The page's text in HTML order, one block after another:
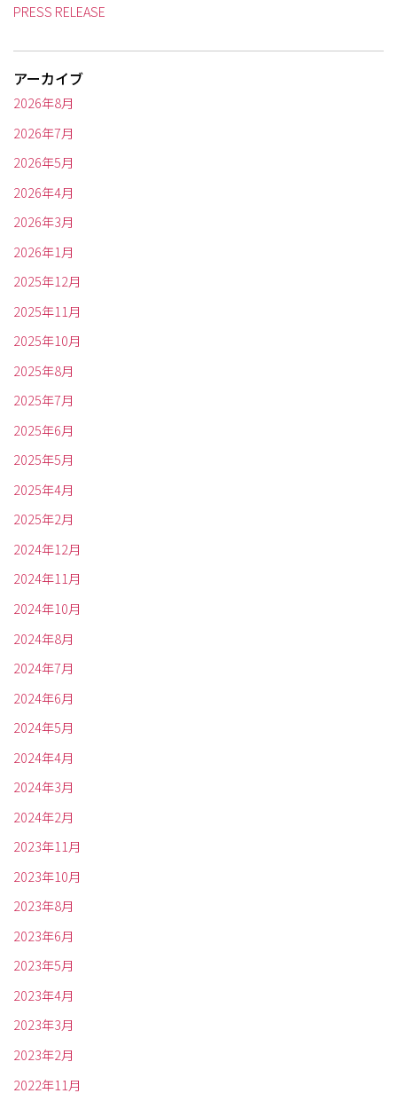
PRESS RELEASE
アーカイブ
2026年8月
2026年7月
2026年5月
2026年4月
2026年3月
2026年1月
2025年12月
2025年11月
2025年10月
2025年8月
2025年7月
2025年6月
2025年5月
2025年4月
2025年2月
2024年12月
2024年11月
2024年10月
2024年8月
2024年7月
2024年6月
2024年5月
2024年4月
2024年3月
2024年2月
2023年11月
2023年10月
2023年8月
2023年6月
2023年5月
2023年4月
2023年3月
2023年2月
2022年11月